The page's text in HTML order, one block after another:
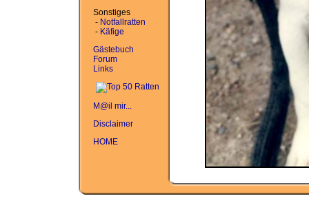
Sonstiges
- Notfallratten
- Käfige
Gästebuch
Forum
Links
M@il mir...
Disclaimer
HOME